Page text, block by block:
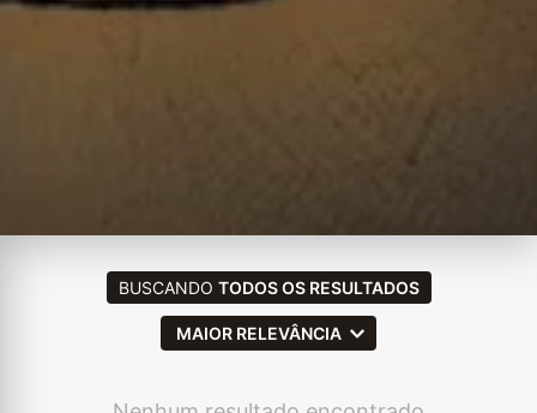
BUSCANDO TODOS OS RESULTADOS
MAIOR RELEVÂNCIA